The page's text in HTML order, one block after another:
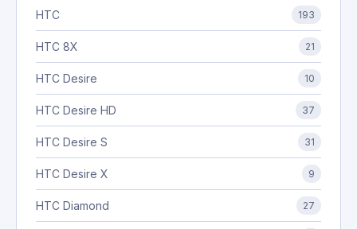
HTC 193
HTC 8X 21
HTC Desire 10
HTC Desire HD 37
HTC Desire S 31
HTC Desire X 9
HTC Diamond 27